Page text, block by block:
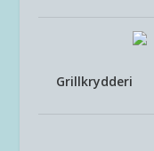
Grillkrydderi